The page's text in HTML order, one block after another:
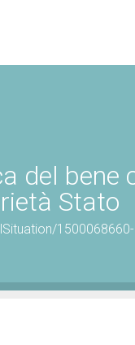
del bene
Stato